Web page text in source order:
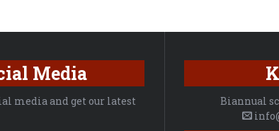
Media
media and get our latest
Biannual